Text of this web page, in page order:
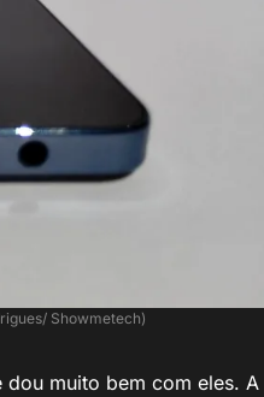
Showmetech)
dou muito bem com eles. A